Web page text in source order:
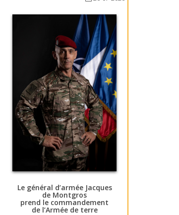
Le général d’armée Jacques
de Montgros
prend le commandement
de l’Armée de terre